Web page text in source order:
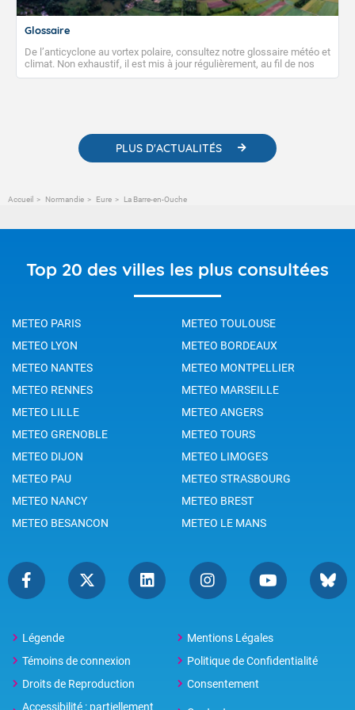
Glossaire
De l’anticyclone au vortex polaire, consultez notre glossaire météo et
climat. Non exhaustif, il est mis à jour régulièrement, au fil de nos
publications. Vous y trouverez également des liens utiles vers nos
PLUS D'ACTUALITÉS
Accueil Normandie Eure La Barre-en-Ouche
Top 20 des villes les plus consultées
METEO PARIS
METEO TOULOUSE
METEO LYON
METEO BORDEAUX
METEO NANTES
METEO MONTPELLIER
METEO RENNES
METEO MARSEILLE
METEO LILLE
METEO ANGERS
METEO GRENOBLE
METEO TOURS
METEO DIJON
METEO LIMOGES
METEO PAU
METEO STRASBOURG
METEO NANCY
METEO BREST
METEO BESANCON
METEO LE MANS
Légende
Mentions Légales
Témoins de connexion
Politique de Confidentialité
Droits de Reproduction
Consentement
Accessibilité : partiellement